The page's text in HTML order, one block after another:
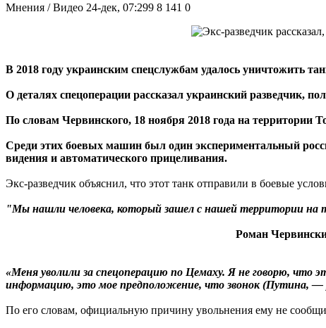
Мнения / Видео 24-дек, 07:299 8 141 0
В 2018 году украинским спецслужбам удалось уничтожить
О деталях спецоперации рассказал украинский разведчик,
По словам Червинского, 18 ноября 2018 года на территории
Среди этих боевых машин был один экспериментальный
видения и автоматического прицеливания.
Экс-разведчик объяснил, что этот танк отправили в боевые
"Мы нашли человека, который зашел с нашей территории на
Роман
«Меня уволили за спецоперацию по Цемаху. Я не говорю, что
информацию, это мое предположение, что звонок (Путина, —
По его словам, официальную причину увольнения ему не